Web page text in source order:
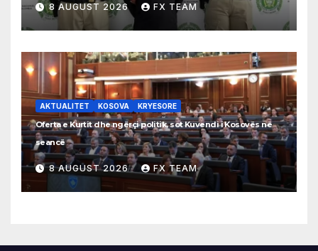
8 AUGUST 2026 FX TEAM
AKTUALITET KOSOVA KRYESORE
Oferta e Kurtit dhe ngërçi politik, sot Kuvendi i Kosovës në
seancë
8 AUGUST 2026 FX TEAM